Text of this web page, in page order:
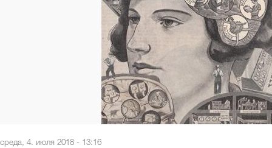
среда, 4. июля 2018 - 13:16